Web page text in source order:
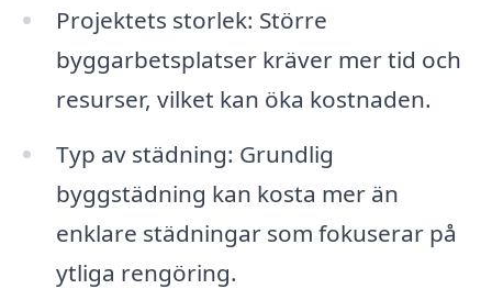
Projektets storlek: Större
byggarbetsplatser kräver mer tid och
resurser, vilket kan öka kostnaden.
Typ av städning: Grundlig
byggstädning kan kosta mer än
enklare städningar som fokuserar på
ytliga rengöring.